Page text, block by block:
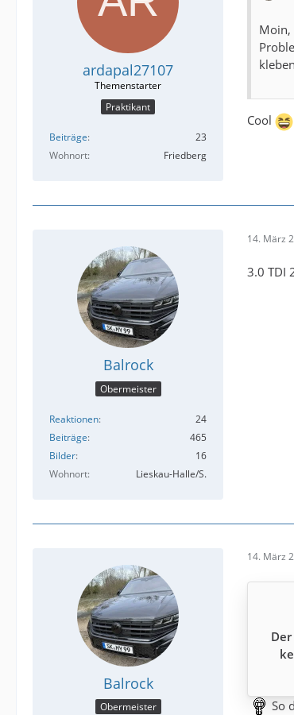
ardapal27107
Praktikant
Beiträge
23
Wohnort
Friedberg
Moin,
Cool
Balrock
Obermeister
Reaktionen
24
Beiträge
465
Bilder
16
Wohnort
Lieskau-Halle/S.
14. März
3.0 TDI
Balrock
Obermeister
14. März
So